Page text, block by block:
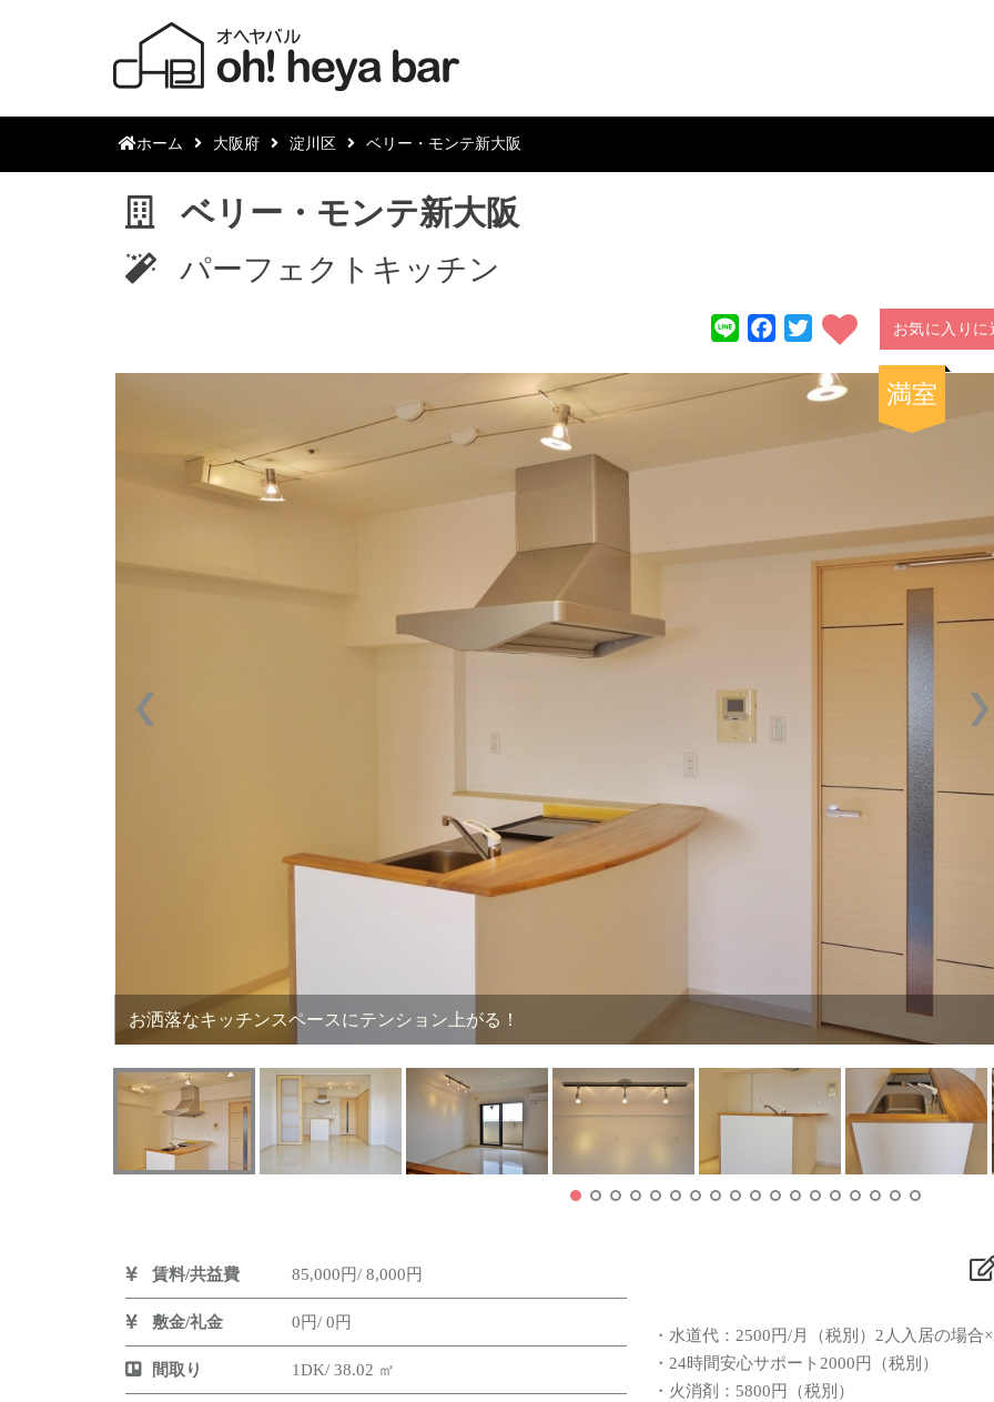
ホーム 大阪府 淀川区 ベリー・モンテ新大阪
ベリー・モンテ新大阪
パーフェクトキッチン
LineFacebook
Twitterお気に入りに
満室
お洒落なキッチンスペースにテンション上がる！
賃料/共益費 85,000円/ 8,000円
敷金/礼金 0円/ 0円
間取り 1DK/ 38.02 ㎡
・水道代：2500円/月（税別）2人入居の場合
・24時間安心サポート2000円（税別）
・火消剤：5800円（税別）